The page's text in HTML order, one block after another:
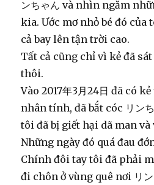
ンちゃん và nhìn ngắm
kia. Ước mơ nhỏ bé đó của
cả bay lên tận trời cao.
Tất cả cũng chỉ vì kẻ đã
thôi.
Vào 2017年3月24日 đã có
nhân tính, đã bắt cóc リン
tôi đã bị giết hại dã man và
Những ngày đó quá đau
Chính đôi tay tôi đã phải
đi chôn ở vùng quê nơi リ